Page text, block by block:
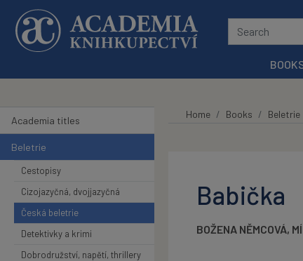
Skip to main content
Academia titles
Beletrie
Cestopisy
Cizojazyčná, dvojjazyčná
Česká beletrie
Detektivky a krimi
Dobrodružství, napětí, thrillery
Home Books Beletrie
Babička
BOŽENA NĚMCOVÁ,